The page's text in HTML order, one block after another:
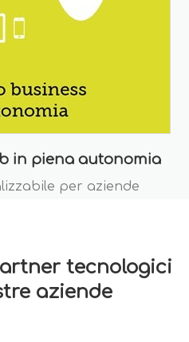
in piena autonomia
per aziende
tecnologici
aziende